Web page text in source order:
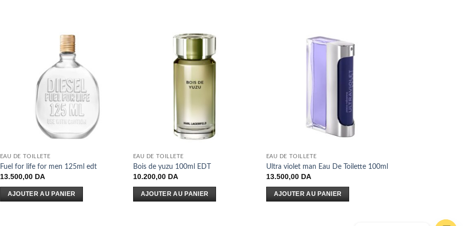
EAU DE TOILLETE
Fuel for life for men 125ml edt
13.500,00 DA
AJOUTER AU PANIER
EAU DE TOILLETE
Bois de yuzu 100ml EDT
10.200,00 DA
AJOUTER AU PANIER
EAU DE TOILLETE
Ultra violet man Eau De Toilette 100ml
13.500,00 DA
AJOUTER AU PANIER